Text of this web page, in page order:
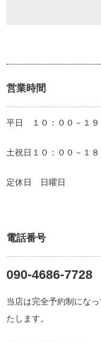
営業時間
平日 １０：００－１９
土祝日１０：００－１８
定休日 日曜日
電話番号
090-4686-7728
当店は完全予約制にな
たします。